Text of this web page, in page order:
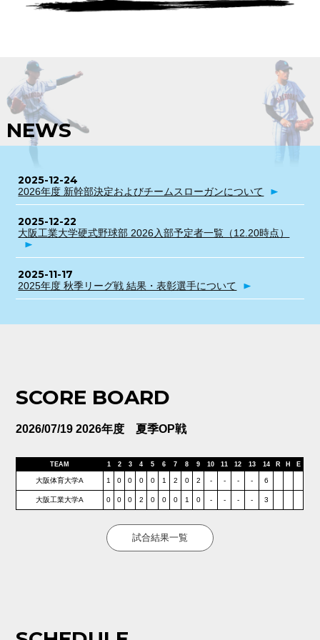
NEWS
2025-12-24
2026年度 新幹部決定およびチームスローガンについて
2025-12-22
大阪工業大学硬式野球部 2026入部予定者一覧（12.20時点）
2025-11-17
2025年度 秋季リーグ戦 結果・表彰選手について
SCORE BOARD
2026/07/19 2026年度 夏季OP戦
TEAM 1 2 3 4 5 6 7 8 9 10 11 12 13 14 R H E
大阪体育大学A 1 0 0 0 0 1 2 0 2 - - - - 6
大阪工業大学A 0 0 0 2 0 0 0 1 0 - - - - 3
試合結果一覧